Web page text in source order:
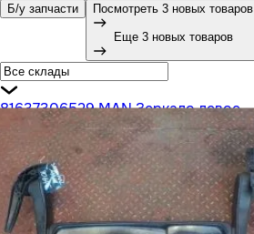
Б/у запчасти Посмотреть 3 новых товаров
Еще 3 новых товаров
81637306529 MAN Зеркало левое